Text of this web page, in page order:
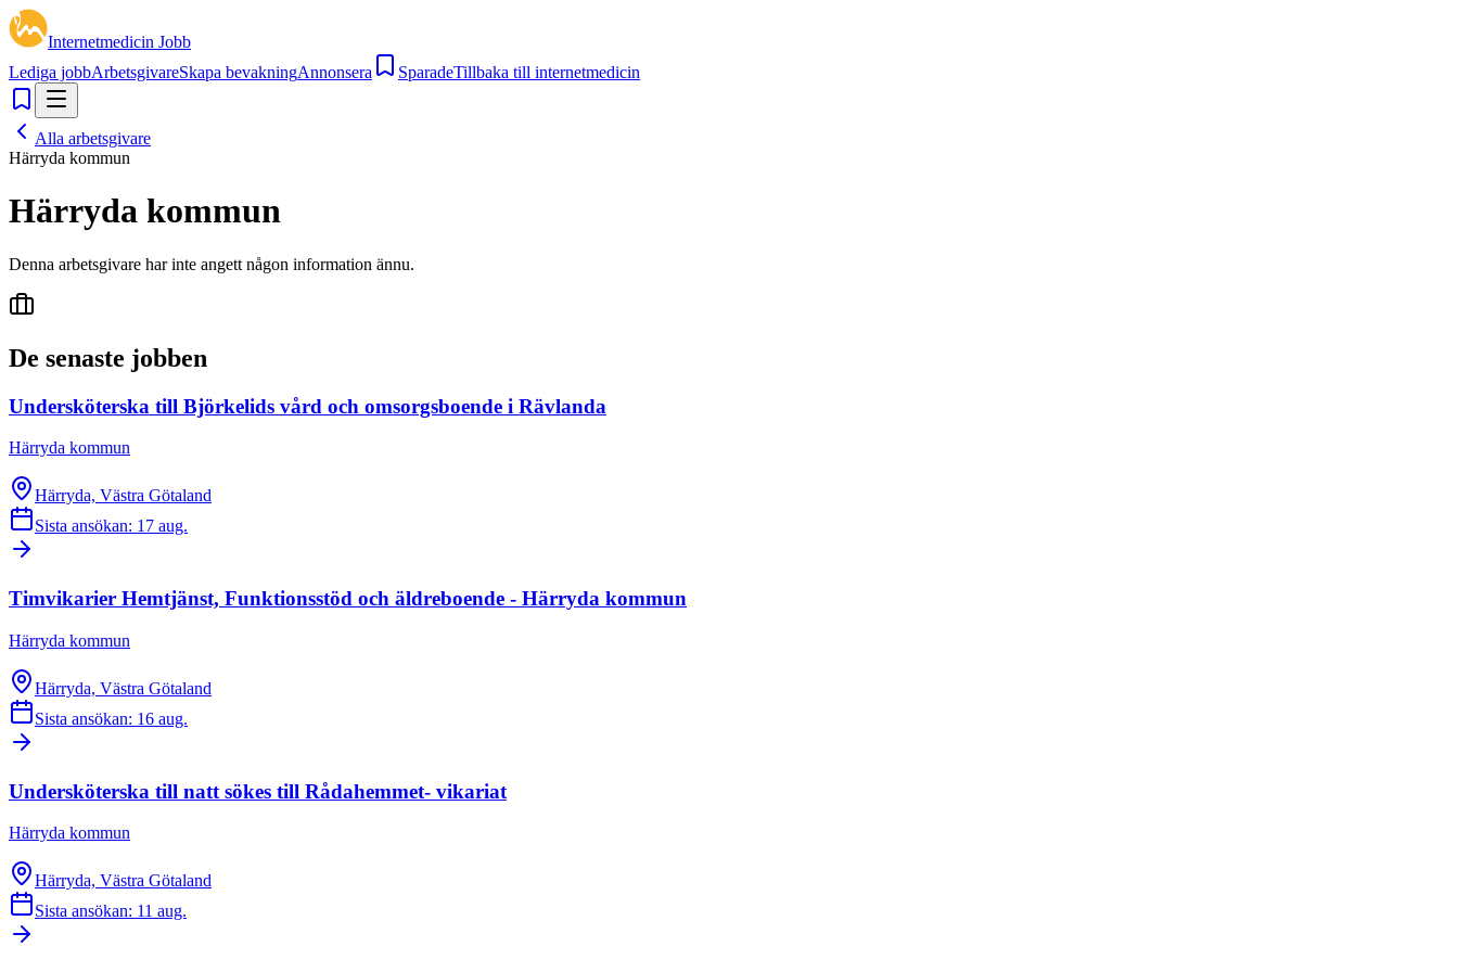
Internetmedicin Jobb
Lediga jobbArbetsgivareSkapa bevakningAnnonsera SparadeTillbaka till internetmedicin
Alla arbetsgivare
Härryda kommun
Härryda kommun
Denna arbetsgivare har inte angett någon information ännu.
De senaste jobben
Undersköterska till Björkelids vård och omsorgsboende i Rävlanda
Härryda kommun
Härryda, Västra Götaland
Sista ansökan: 17 aug.
Timvikarier Hemtjänst, Funktionsstöd och äldreboende - Härryda kommun
Härryda kommun
Härryda, Västra Götaland
Sista ansökan: 16 aug.
Undersköterska till natt sökes till Rådahemmet- vikariat
Härryda kommun
Härryda, Västra Götaland
Sista ansökan: 11 aug.